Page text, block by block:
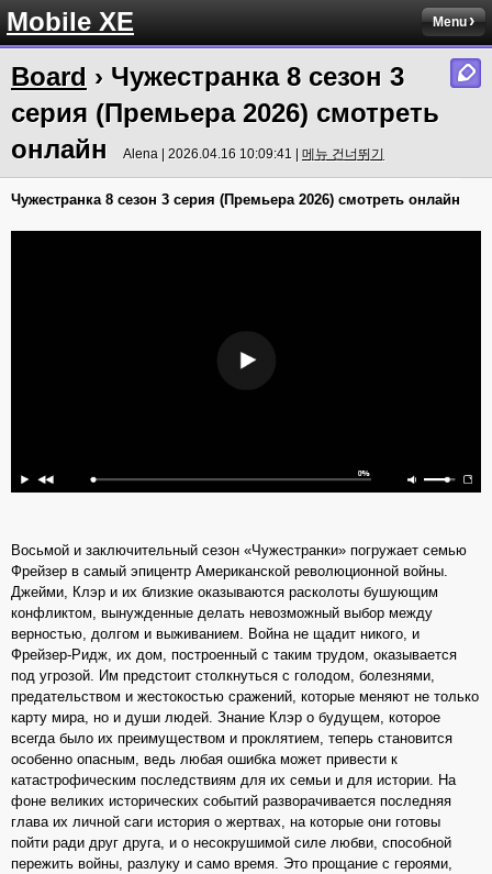
Mobile XE Menu
Board › Чужестранка 8 сезон 3
серия (Премьера 2026) смотреть
онлайн
Alena | 2026.04.16 10:09:41 | 메뉴 건너뛰기
Чужестранка 8 сезон 3 серия (Премьера 2026) смотреть онлайн
Восьмой и заключительный сезон «Чужестранки» погружает семью
Фрейзер в самый эпицентр Американской революционной войны.
Джейми, Клэр и их близкие оказываются расколоты бушующим
конфликтом, вынужденные делать невозможный выбор между
верностью, долгом и выживанием. Война не щадит никого, и
Фрейзер-Ридж, их дом, построенный с таким трудом, оказывается
под угрозой. Им предстоит столкнуться с голодом, болезнями,
предательством и жестокостью сражений, которые меняют не только
карту мира, но и души людей. Знание Клэр о будущем, которое
всегда было их преимуществом и проклятием, теперь становится
особенно опасным, ведь любая ошибка может привести к
катастрофическим последствиям для их семьи и для истории. На
фоне великих исторических событий разворачивается последняя
глава их личной саги история о жертвах, на которые они готовы
пойти ради друг друга, и о несокрушимой силе любви, способной
пережить войны, разлуку и само время. Это прощание с героями,